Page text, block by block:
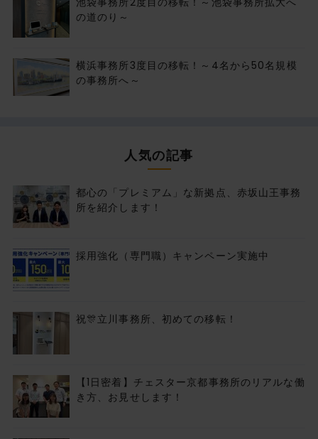
の道のり～
横浜事務所3度目の移転！～4名から50名規模
の事務所へ～
人気の記事
都心の「プレミアム」な新拠点、赤坂山王事務
所を紹介します！
採用強化（専門職）キャンペーン実施中
祝🎊立川事務所、初めての移転！
【1日密着】チェスター京都事務所のリアルな働
き方、お見せします！